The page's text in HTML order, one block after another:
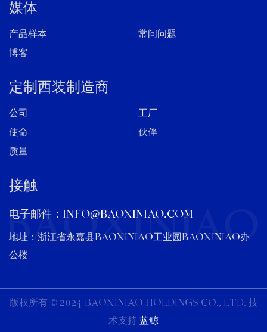
媒体
产品样本
常问问题
博客
定制西装制造商
公司
工厂
使命
伙伴
质量
接触
电子邮件： info@baoxiniao.com
地址：浙江省永嘉县BAOXINIAO工业园BAOXINIAO办
公楼
版权所有 © 2024 BAOXINIAO HOLDINGS CO., LTD. 技
术支持 蓝鲸